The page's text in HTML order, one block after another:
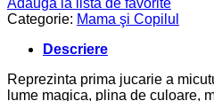
Categorie: Mama şi Copilul
Descriere
Reprezinta prima jucarie a
lume magica, plina de culoare,